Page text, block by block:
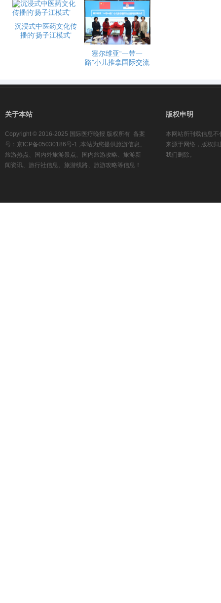
沉浸式中医药文化传
播的‘扬子江模式’
塞尔维亚“一带一
路”小儿推拿国际交流
关于本站
Copyright © 2016-2025 国际医疗晚报 版权所有 备案
号：京ICP备05030186号-1 ,本站为您提供旅游信息、
旅游热点、国内外旅游景点、国内旅游攻略、旅游新
闻资讯、旅行社信息、旅游线路、旅游攻略等信息！
版权申明
本网站所刊载信息
来源于网络，版权
我们删除。